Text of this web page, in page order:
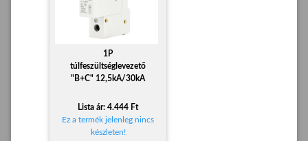
1P
túlfeszültséglevezető
"B+C" 12,5kA/30kA
Lista ár: 4.444 Ft
Ez a termék jelenleg nincs
készleten!